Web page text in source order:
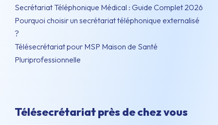
Secrétariat Téléphonique Médical : Guide Complet 2026
Pourquoi choisir un secrétariat téléphonique externalisé
?
Télésecrétariat pour MSP Maison de Santé
Pluriprofessionnelle
Télésecrétariat près de chez vous